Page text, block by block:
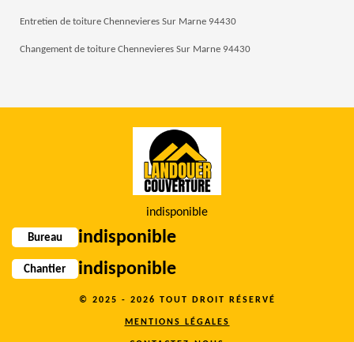
Entretien de toiture Chennevieres Sur Marne 94430
Changement de toiture Chennevieres Sur Marne 94430
indisponible
Bureau indisponible
Chantier indisponible
© 2025 - 2026 TOUT DROIT RÉSERVÉ
MENTIONS LÉGALES